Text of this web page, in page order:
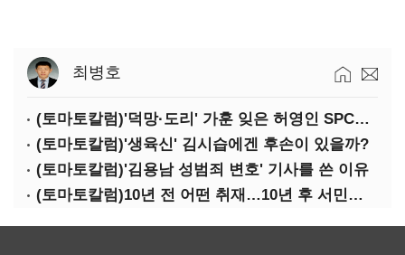
최병호
(토마토칼럼)'덕망·도리' 가훈 잊은 허영인 SPC그룹 회장
(토마토칼럼)'생육신' 김시습에겐 후손이 있을까?
(토마토칼럼)'김용남 성범죄 변호' 기사를 쓴 이유
(토마토칼럼)10년 전 어떤 취재…10년 후 서민석·박상용